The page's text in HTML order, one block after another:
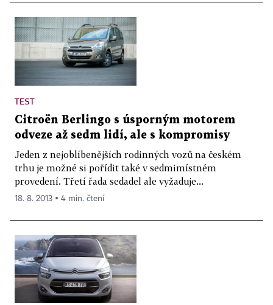
TEST
Citroën Berlingo s úsporným motorem
odveze až sedm lidí, ale s kompromisy
Jeden z nejoblíbenějších rodinných vozů na českém
trhu je možné si pořídit také v sedmimístném
provedení. Třetí řada sedadel ale vyžaduje...
18. 8. 2013 ▪ 4 min. čtení